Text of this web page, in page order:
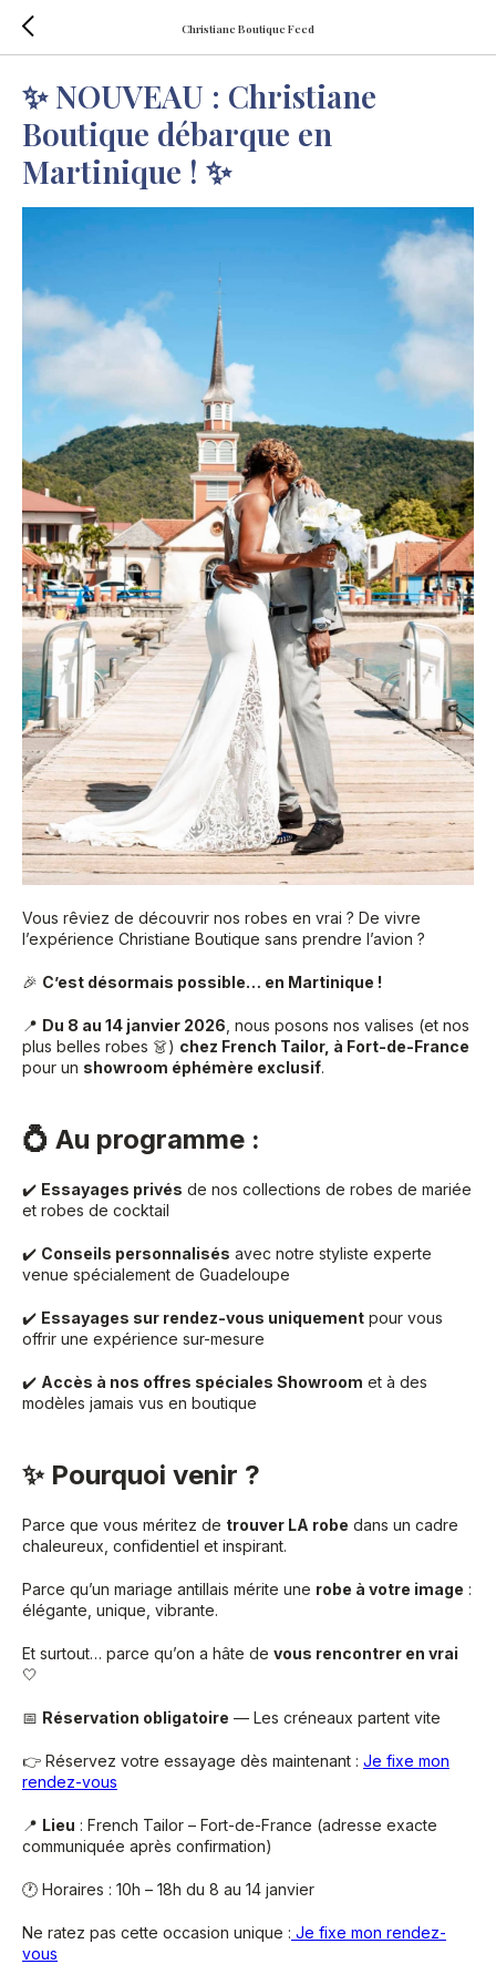
Christiane Boutique Feed
✨ NOUVEAU : Christiane
Boutique débarque en
Martinique ! ✨
Vous rêviez de découvrir nos robes en vrai ? De vivre
l’expérience Christiane Boutique sans prendre l’avion ?
🎉 C’est désormais possible… en Martinique !
📍 Du 8 au 14 janvier 2026 , nous posons nos valises (et nos
plus belles robes 👗) chez French Tailor, à Fort-de-France
pour un showroom éphémère exclusif.
💍 Au programme :
✔️ Essayages privés de nos collections de robes de mariée
et robes de cocktail
✔️ Conseils personnalisés avec notre styliste experte
venue spécialement de Guadeloupe
✔️ Essayages sur rendez-vous uniquement pour vous
offrir une expérience sur-mesure
✔️ Accès à nos offres spéciales Showroom et à des
modèles jamais vus en boutique
✨ Pourquoi venir ?
Parce que vous méritez de trouver LA robe dans un cadre
chaleureux, confidentiel et inspirant.
Parce qu’un mariage antillais mérite une robe à votre image :
élégante, unique, vibrante.
Et surtout… parce qu’on a hâte de vous rencontrer en vrai
🤍
📅 Réservation obligatoire — Les créneaux partent vite
👉 Réservez votre essayage dès maintenant : Je fixe mon
rendez-vous
📍 Lieu : French Tailor – Fort-de-France (adresse exacte
communiquée après confirmation)
🕐 Horaires : 10h – 18h du 8 au 14 janvier
Ne ratez pas cette occasion unique : Je fixe mon rendez-
vous